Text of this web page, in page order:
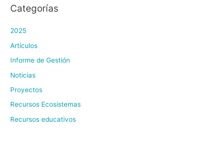
Categorías
2025
Artículos
Informe de Gestión
Noticias
Proyectos
Recursos Ecosistemas
Recursos educativos